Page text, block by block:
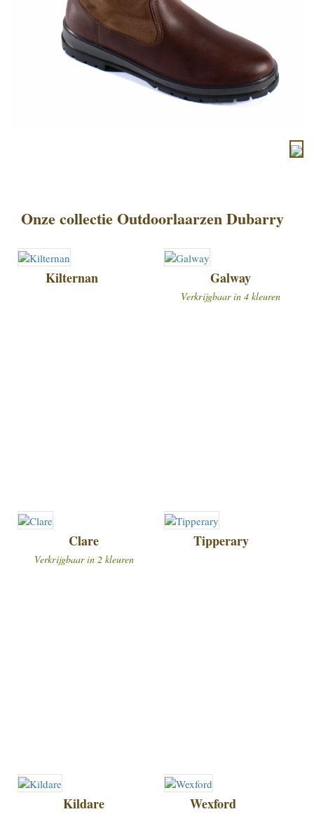
Onze collectie Outdoorlaarzen Dubarry
Kilternan Galway
Verkrijgbaar in 4 kleuren
Clare
Verkrijgbaar in 2 kleuren
Tipperary
Kildare Wexford